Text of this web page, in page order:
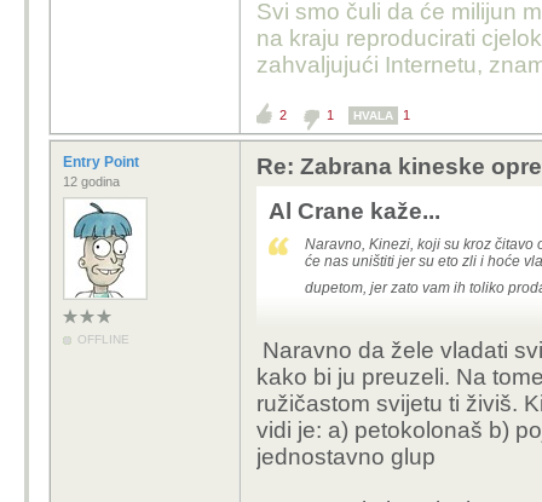
Svi smo čuli da će milijun
na kraju reproducirati
zahvaljujući Internetu,
2 1 HVALA 1
Entry Point
12 godina
OFFLINE
Re: Zabrana kineske
Al Crane kaže...
Naravno, Kinezi, koji su kroz
će nas uništiti jer su eto zli i hoće
dupetom, jer zato vam ih toliko
Naravno da žele vladati
kako bi ju preuzeli. Na
ružičastom svijetu ti živiš.
vidi je: a) petokolonaš b)
jednostavno glup